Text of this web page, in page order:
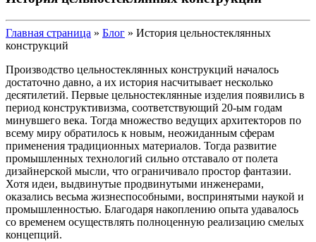
Главная страница » Блог » История цельностеклянных
конструкций
Производство цельностеклянных конструкций началось
достаточно давно, а их история насчитывает несколько
десятилетий. Первые цельностеклянные изделия появились в
период конструктивизма, соответствующий 20-ым годам
минувшего века. Тогда множество ведущих архитекторов по
всему миру обратилось к новым, неожиданным сферам
применения традиционных материалов. Тогда развитие
промышленных технологий сильно отставало от полета
дизайнерской мысли, что ограничивало простор фантазии.
Хотя идеи, выдвинутые продвинутыми инженерами,
оказались весьма жизнеспособными, воспринятыми наукой и
промышленностью. Благодаря накоплению опыта удавалось
со временем осуществлять полноценную реализацию смелых
концепций.